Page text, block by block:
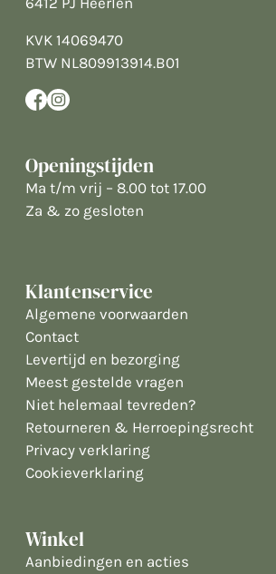
KVK 14069470
BTW NL809913914.B01
Openingstijden
Ma t/m vrij – 8.00 tot 17.00
Za & zo gesloten
Klantenservice
Algemene voorwaarden
Contact
Levertijd en bezorging
Meest gestelde vragen
Niet helemaal tevreden?
Retourneren & Herroepingsrecht
Privacy verklaring
Cookieverklaring
Winkel
Aanbiedingen en acties